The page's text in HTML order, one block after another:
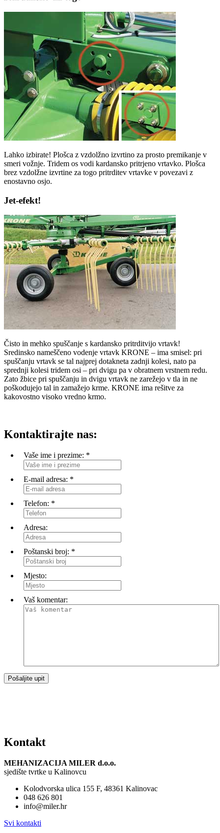
Lahko izbirate! Plošca z vzdolžno izvrtino za prosto premikanje v
smeri vožnje. Tridem os vodi kardansko pritrjeno vrtavko. Plošca
brez vzdolžne izvrtine za togo pritrditev vrtavke v povezavi z
enostavno osjo.
Jet-efekt!
Čisto in mehko spuščanje s kardansko pritrditvijo vrtavk!
Sredinsko nameščeno vodenje vrtavk KRONE – ima smisel: pri
spuščanju vrtavk se tal najprej dotakneta zadnji kolesi, nato pa
sprednji kolesi tridem osi – pri dvigu pa v obratnem vrstnem redu.
Zato žbice pri spuščanju in dvigu vrtavk ne zarežejo v tla in ne
poškodujejo tal in zamažejo krme. KRONE ima rešitve za
kakovostno visoko vredno krmo.
Kontaktirajte nas:
Vaše ime i prezime: *
E-mail adresa: *
Telefon: *
Adresa:
Poštanski broj: *
Mjesto:
Vaš komentar:
Kontakt
MEHANIZACIJA MILER d.o.o.
sjedište tvrtke u Kalinovcu
Kolodvorska ulica 155 F, 48361 Kalinovac
048 626 801
info@miler.hr
Svi kontakti